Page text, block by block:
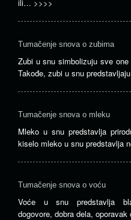
ili… >>>>
Tumačenje snova o zubima
Zubi u snu simbolizuju sve
Takođe, zubi u snu
Tumačenje snova o mleku
Mleko u snu predstavlja
kiselo mleko u snu predstavlja
Tumačenje snova o voću
Voće u snu predstavlja
dogovore, dobra dela,